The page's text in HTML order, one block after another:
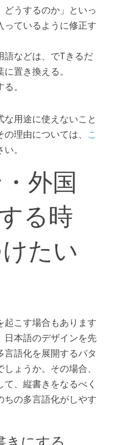
どうするのか」といっ
っているように修正す
語などは、でTきるだ
置き換える。
。
用途に使えないこと
理由については、 こ
。
外国
る時
たい
起こす場合もあります
日本語のデザインを先
語化を展開するパタ
ょうか。その場合、
、縦書きをなるべく
の多言語化がしやす